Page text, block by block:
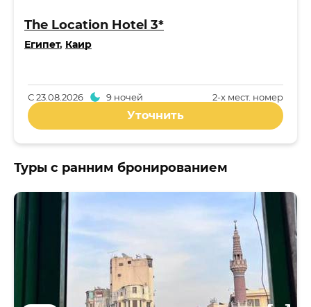
The Location Hotel 3*
Египет, Каир
2-x мест. номер
С23.08.2026 9 ночей
Уточнить
Туры с ранним бронированием